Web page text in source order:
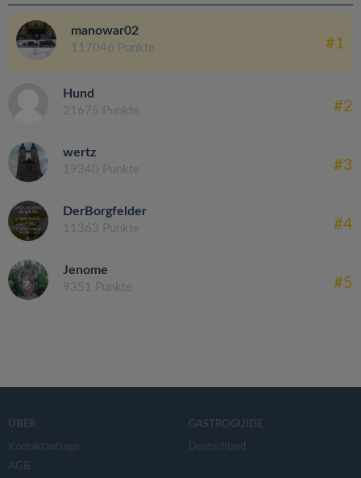
manowar02
117046 Punkte #1
Hund
21675 Punkte #2
wertz
19340 Punkte #3
DerBorgfelder
11363 Punkte #4
Jenome
9351 Punkte #5
ÜBER
Kontaktanfrage
AGB
GASTROGUIDE
Deutschland